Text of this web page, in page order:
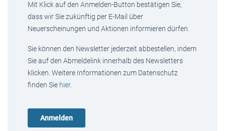
Mit Klick auf den Anmelden-Button bestätigen Sie,
dass wir Sie zukünftig per E-Mail über
Neuerscheinungen und Aktionen informieren dürfen.
Sie können den Newsletter jederzeit abbestellen, indem
Sie auf den Abmeldelink innerhalb des Newsletters
klicken. Weitere Informationen zum Datenschutz
finden Sie hier.